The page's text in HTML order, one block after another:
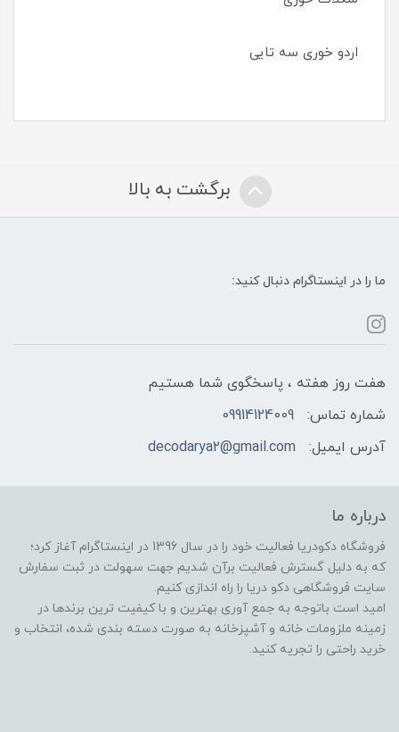
اردو خوری سه تایی
برگشت به بالا
ما را در اینستاگرام دنبال کنید:
هفت روز هفته ، پاسخگوی شما هستیم
شماره تماس:
09914124009
آدرس ایمیل:
decodarya2@gmail.com
درباره ما
فروشگاه دکودریا فعالیت خود را در سال 1396 در اینستاگرام آغاز کرد؛
که به دلیل گسترش فعالیت برآن شدیم جهت سهولت در ثبت سفارش
سایت فروشگاهی دکو دریا را راه اندازی کنیم.
امید است باتوجه به جمع آوری بهترین و با کیفیت ترین برندها در
زمینه ملزومات خانه و آشپزخانه به صورت دسته بندی شده، انتخاب و
خرید راحتی را تجریه کنید.